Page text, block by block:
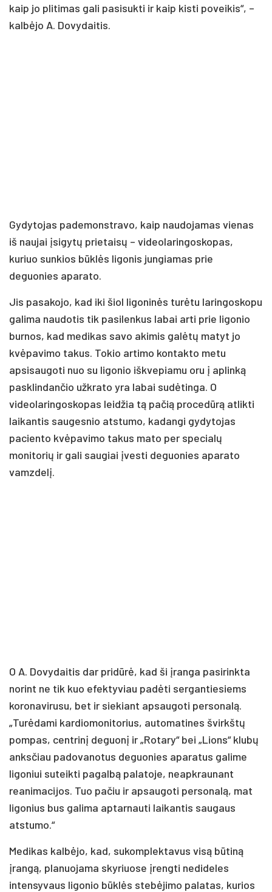
kaip jo plitimas gali pasisukti ir kaip kisti poveikis“, –
kalbėjo A. Dovydaitis.
Gydytojas pademonstravo, kaip naudojamas vienas
iš naujai įsigytų prietaisų – videolaringoskopas,
kuriuo sunkios būklės ligonis jungiamas prie
deguonies aparato.
Jis pasakojo, kad iki šiol ligoninės turėtu laringoskopu
galima naudotis tik pasilenkus labai arti prie ligonio
burnos, kad medikas savo akimis galėtų matyt jo
kvėpavimo takus. Tokio artimo kontakto metu
apsisaugoti nuo su ligonio iškvepiamu oru į aplinką
pasklindančio užkrato yra labai sudėtinga. O
videolaringoskopas leidžia tą pačią procedūrą atlikti
laikantis saugesnio atstumo, kadangi gydytojas
paciento kvėpavimo takus mato per specialų
monitorių ir gali saugiai įvesti deguonies aparato
vamzdelį.
O A. Dovydaitis dar pridūrė, kad ši įranga pasirinkta
norint ne tik kuo efektyviau padėti sergantiesiems
koronavirusu, bet ir siekiant apsaugoti personalą.
„Turėdami kardiomonitorius, automatines švirkštų
pompas, centrinį deguonį ir „Rotary“ bei „Lions“ klubų
anksčiau padovanotus deguonies aparatus galime
ligoniui suteikti pagalbą palatoje, neapkraunant
reanimacijos. Tuo pačiu ir apsaugoti personalą, mat
ligonius bus galima aptarnauti laikantis saugaus
atstumo.“
Medikas kalbėjo, kad, sukomplektavus visą būtiną
įrangą, planuojama skyriuose įrengti nedideles
intensyvaus ligonio būklės stebėjimo palatas, kurios